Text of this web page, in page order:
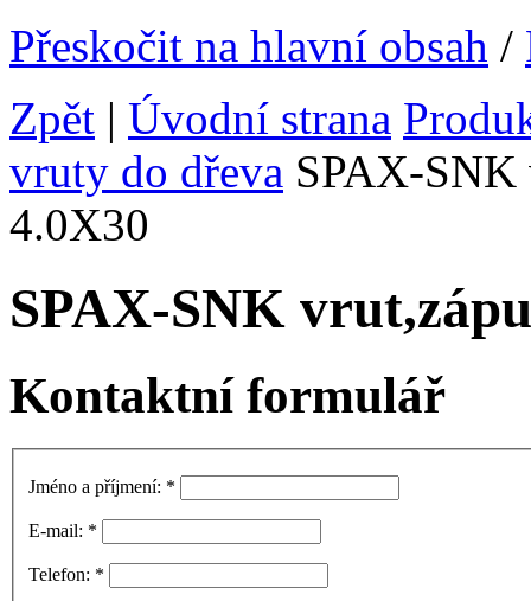
Přeskočit na hlavní obsah /
Zpět | Úvodní strana
vruty do dřeva SPAX-
4.0X30
SPAX-SNK
Kontaktní formulář
Jméno a příjmení: *
E-mail: *
Telefon: *